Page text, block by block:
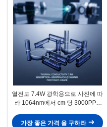
열전도 7.4W 광학용으로 사진에 따
라 1064nm에서 cm 당 3000PPM
네토 광학 결정
가장 좋은 가격 을 구하라